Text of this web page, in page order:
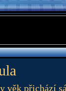
věk přichází